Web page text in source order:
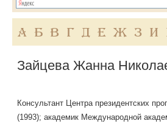
А Б В Г Д Е Ж З И
Зайцева Жанна
Консультант Центра президентских
(1993); академик Международной